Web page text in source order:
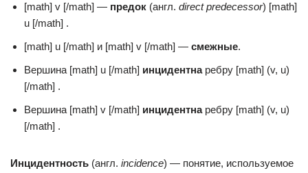
[math] v [/math] — предок (англ. direct predecessor) [math]
u [/math] .
[math] u [/math] и [math] v [/math] — смежные.
Вершина [math] u [/math] инцидентнаребру [math] (v, u)
[/math] .
Вершина [math] v [/math] инцидентнаребру [math] (v, u)
[/math] .
Инцидентность (англ. incidence) — понятие, используемое